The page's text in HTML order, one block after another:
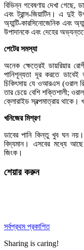
বিভিন্ন গবেষণায় দেখা গেছে,
এবং ট্রান্স-জিয়াটিন। এ দুই
অ্যান্টি-কারসিনোজেনিক এবং
উপাদানকে এবং দেহের
পেটের সমস্যা
অনেক ক্ষেত্রেই ডায়রিয়ার
পানিশূন্যতা দূর করতে ডাবেই
চিকিৎসায় যে ওআরএস (ওরাল
তার চেয়ে বেশি শক্তিশালী;
ক্লোরাইড স্বল্পমাত্রায় থাকে।
খনিজের মিশ্রণ
ডাবের পানি কিন্তু খুব ঘন
বিদ্যমান। এসবের মধ্যে আছে
জিংক।
শেয়ার করুন
সর্বপ্রথম প্রকাশিত
Sharing is caring!